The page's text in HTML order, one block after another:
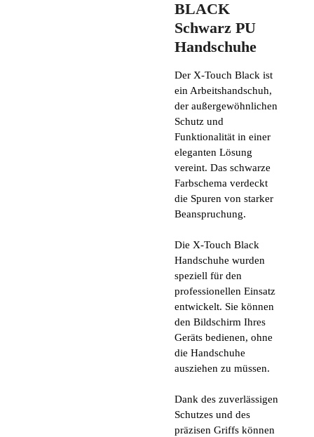
BLACK
Schwarz PU
Handschuhe
Der X-Touch Black ist
ein Arbeitshandschuh,
der außergewöhnlichen
Schutz und
Funktionalität in einer
eleganten Lösung
vereint. Das schwarze
Farbschema verdeckt
die Spuren von starker
Beanspruchung.
Die X-Touch Black
Handschuhe wurden
speziell für den
professionellen Einsatz
entwickelt. Sie können
den Bildschirm Ihres
Geräts bedienen, ohne
die Handschuhe
ausziehen zu müssen.
Dank des zuverlässigen
Schutzes und des
präzisen Griffs können